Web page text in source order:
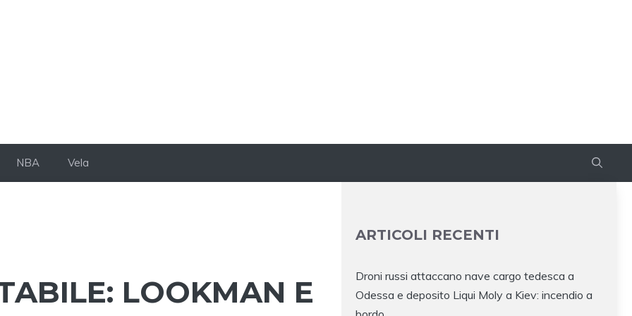
NBA Vela
LOOKMAN E
ARTICOLI RECENTI
Droni russi attaccano nave cargo tedesca a
Odessa e deposito Liqui Moly a Kiev: incendio a